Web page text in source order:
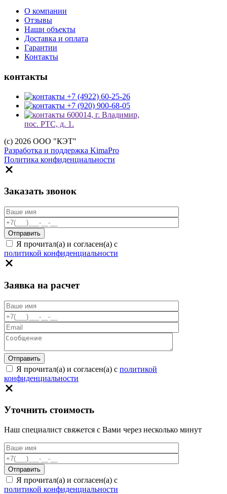
О компании
Отзывы
Наши объекты
Доставка и оплата
Гарантии
Контакты
контакты
+7 (4922) 60-25-26
+7 (920) 900-68-05
600014, г. Владимир,
пос. РТС, д. 1.
(c) 2026 ООО "КЭТ"
Разработка и поддержка KimaPro
Политика конфиденциальности
Заказать звонок
Я прочитал(а) и согласен(а) с
политикой конфиденциальности
Заявка на расчет
Я прочитал(а) и согласен(а) с политикой
конфиденциальности
Уточнить стоимость
Наш специалист свяжется с Вами через несколько минут
Я прочитал(а) и согласен(а) с
политикой конфиденциальности